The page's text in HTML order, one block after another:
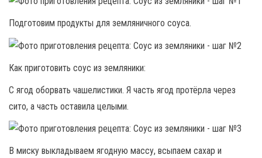
Подготовим продукты для земляничного соуса.
Как приготовить соус из земляники:
С ягод оборвать чашелистики. Я часть ягод протёрла через
сито, а часть оставила целыми.
В миску выкладываем ягодную массу, всыпаем сахар и